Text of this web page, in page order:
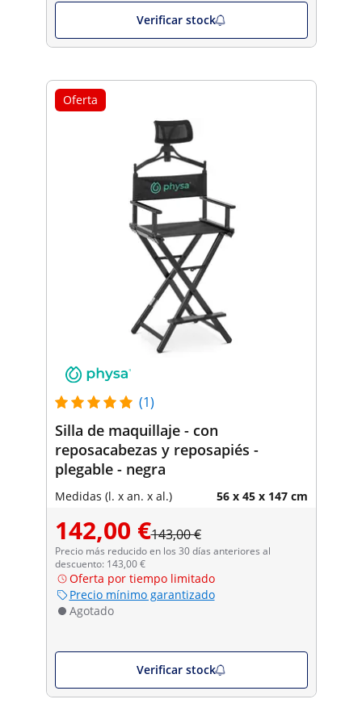
Verificar stock
Oferta
(1)
Silla de maquillaje - con
reposacabezas y reposapiés -
plegable - negra
Medidas (l. x an. x al.) 56 x 45 x 147 cm
142,00 €143,00 €
Precio más reducido en los 30 días anteriores al
descuento: 143,00 €
Oferta por tiempo limitado
Precio mínimo garantizado
Agotado
Verificar stock